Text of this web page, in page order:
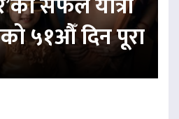
५१औँ दिन पूरा